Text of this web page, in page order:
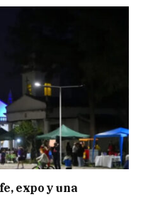
expo y una